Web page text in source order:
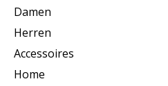
Damen
Herren
Accessoires
Home